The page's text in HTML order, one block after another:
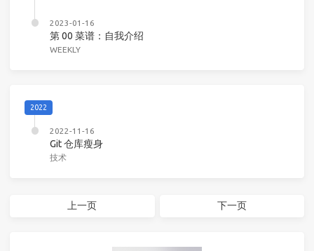
2023-01-16
第 00 菜谱：自我介绍
WEEKLY
2022
2022-11-16
Git 仓库瘦身
技术
上一页 下一页